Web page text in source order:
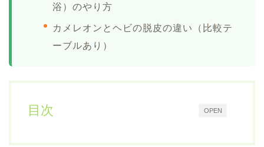
浴）のやり方
カメレオンとヘビの脱皮の違い（比較テ
ーブルあり）
OPEN
目次